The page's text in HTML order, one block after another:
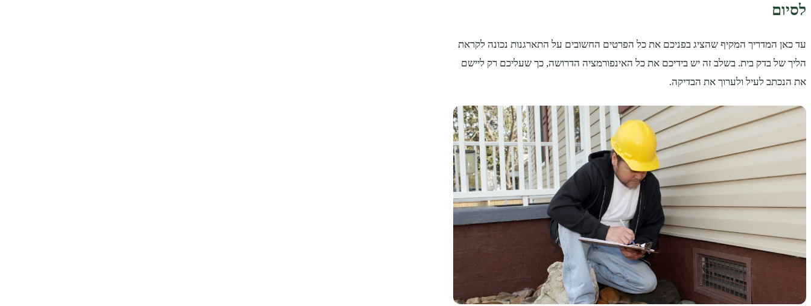
לסיום
עד כאן המדריך המקיף שהציג בפניכם את כל הפרטים החשובים על התארגנות נכונה לקראת
הליך של בדק בית. בשלב זה יש בידיכם את כל האינפורמציה הדרושה, כך שעליכם רק ליישם
את הנכתב לעיל ולערוך את הבדיקה.